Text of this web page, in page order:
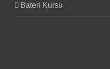
Bateri Kursu